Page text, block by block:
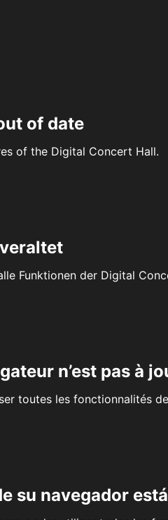
of date
of the Digital Concert Hall.
Funktionen der Digital
n’est pas à
toutes les fonctionnalités
su navegador